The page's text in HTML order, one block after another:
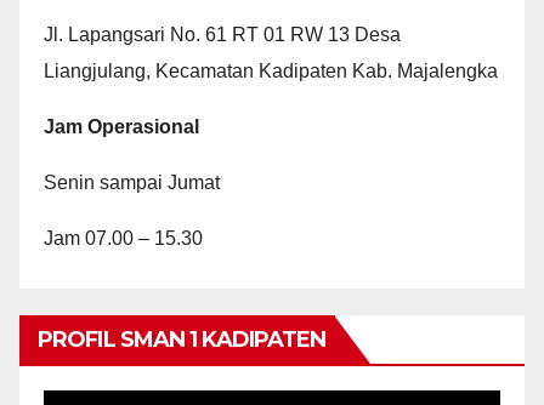
Jl. Lapangsari No. 61 RT 01 RW 13 Desa
Liangjulang, Kecamatan Kadipaten Kab. Majalengka
Jam Operasional
Senin sampai Jumat
Jam 07.00 – 15.30
PROFIL SMAN 1 KADIPATEN